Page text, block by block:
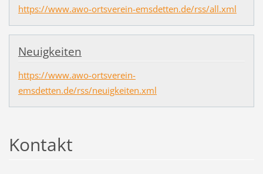
https://www.awo-ortsverein-emsdetten.de/rss/all.xml
Neuigkeiten
https://www.awo-ortsverein-
emsdetten.de/rss/neuigkeiten.xml
Kontakt